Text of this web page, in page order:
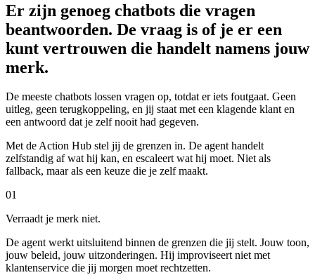
Er zijn genoeg chatbots die vragen
beantwoorden. De vraag is of je er een
kunt vertrouwen die handelt namens jouw
merk.
De meeste chatbots lossen vragen op, totdat er iets foutgaat. Geen
uitleg, geen terugkoppeling, en jij staat met een klagende klant en
een antwoord dat je zelf nooit had gegeven.
Met de Action Hub stel jij de grenzen in. De agent handelt
zelfstandig af wat hij kan, en escaleert wat hij moet. Niet als
fallback, maar als een keuze die je zelf maakt.
01
Verraadt je merk niet.
De agent werkt uitsluitend binnen de grenzen die jij stelt. Jouw toon,
jouw beleid, jouw uitzonderingen. Hij improviseert niet met
klantenservice die jij morgen moet rechtzetten.